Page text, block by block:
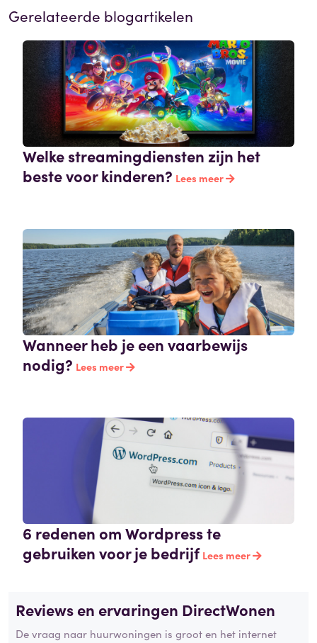
Gerelateerde blogartikelen
Welke streamingdiensten zijn het
beste voor kinderen? Lees meer
Wanneer heb je een vaarbewijs
nodig? Lees meer
6 redenen om Wordpress te
gebruiken voor je bedrijf Lees meer
Reviews en ervaringen DirectWonen
De vraag naar huurwoningen is groot en het internet